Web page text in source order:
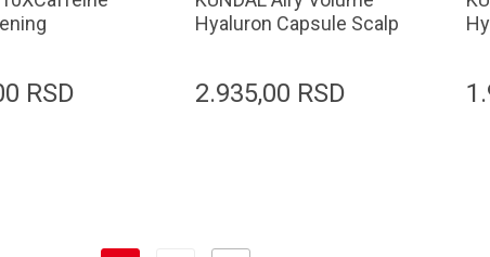
RSD
Hyaluron Capsule Scalp
2.935,00 RSD